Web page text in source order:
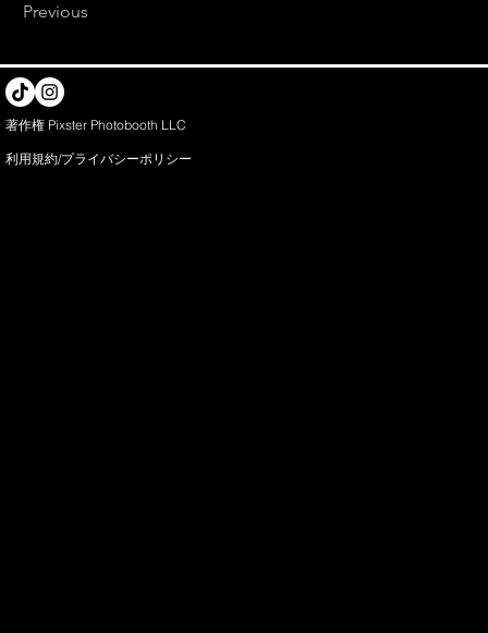
Previous
著作権 Pixster Photobooth LLC
利用規約/プライバシーポリシー